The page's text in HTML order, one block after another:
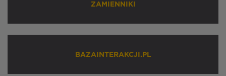
ZAMIENNIKI
BAZAINTERAKCJI.PL